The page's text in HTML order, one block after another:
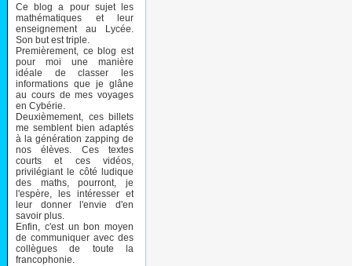
Ce blog a pour sujet les
mathématiques et leur
enseignement au Lycée.
Son but est triple.
Premièrement, ce blog est
pour moi une manière
idéale de classer les
informations que je glâne
au cours de mes voyages
en Cybérie.
Deuxièmement, ces billets
me semblent bien adaptés
à la génération zapping de
nos élèves. Ces textes
courts et ces vidéos,
privilégiant le côté ludique
des maths, pourront, je
l'espère, les intéresser et
leur donner l'envie d'en
savoir plus.
Enfin, c'est un bon moyen
de communiquer avec des
collègues de toute la
francophonie.